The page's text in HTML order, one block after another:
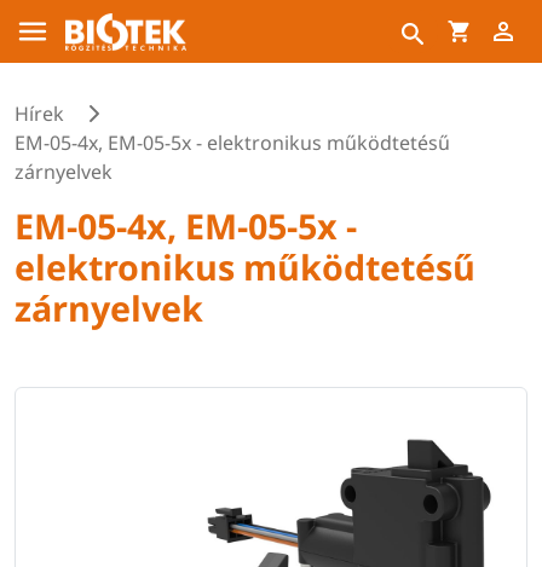
Hírek
EM-05-4x, EM-05-5x - elektronikus működtetésű
zárnyelvek
EM-05-4x, EM-05-5x -
elektronikus működtetésű
zárnyelvek